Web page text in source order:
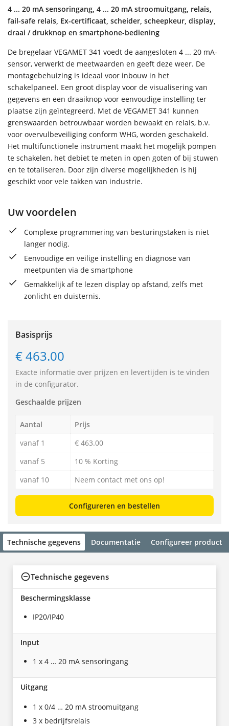
4 ... 20 mA sensoringang, 4 ... 20 mA stroomuitgang, relais,
fail-safe relais, Ex-certificaat, scheider, scheepkeur, display,
draai / drukknop en smartphone-bediening
De bregelaar VEGAMET 341 voedt de aangesloten 4 ... 20 mA-
sensor, verwerkt de meetwaarden en geeft deze weer. De
montagebehuizing is ideaal voor inbouw in het
schakelpaneel. Een groot display voor de visualisering van
gegevens en een draaiknop voor eenvoudige instelling ter
plaatse zijn geïntegreerd. Met de VEGAMET 341 kunnen
grenswaarden betrouwbaar worden bewaakt en relais, b.v.
voor overvulbeveiliging conform WHG, worden geschakeld.
Het multifunctionele instrument maakt het mogelijk pompen
te schakelen, het debiet te meten in open goten of bij stuwen
en te totaliseren. Door zijn diverse mogelijkheden is hij
geschikt voor vele takken van industrie.
Uw voordelen
Complexe programmering van besturingstaken is niet
langer nodig.
Eenvoudige en veilige instelling en diagnose van
meetpunten via de smartphone
Gemakkelijk af te lezen display op afstand, zelfs met
zonlicht en duisternis.
Basisprijs
€ 463.00
Exacte informatie over prijzen en levertijden is te vinden
in de configurator.
Geschaalde prijzen
Aantal
Prijs
vanaf 1
€ 463.00
vanaf 5
10 % Korting
vanaf 10
Neem contact met ons op!
Configureren en bestellen
Technische gegevens Documentatie Configureer product
Technische gegevens
Beschermingsklasse
IP20/IP40
Input
1 x 4 … 20 mA sensoringang
Uitgang
1 x 0/4 … 20 mA stroomuitgang
3 x bedrijfsrelais